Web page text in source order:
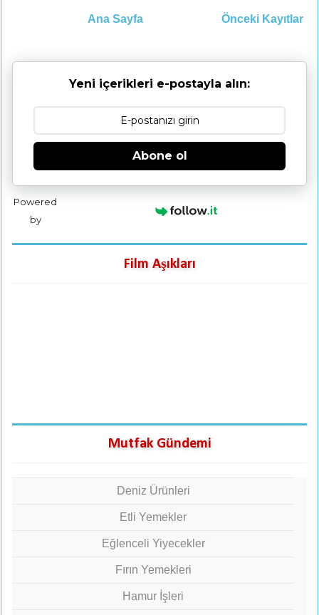
Önceki Kayıtlar
Ana Sayfa
Yeni içerikleri e-postayla alın:
Abone ol
Powered
by
Film Aşıkları
Mutfak Gündemi
Deniz Ürünleri
Etli Yemekler
Eğlenceli Yiyecekler
Fırın Yemekleri
Hamur İşleri